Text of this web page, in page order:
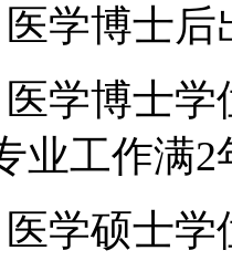
医学博士
医学博士
业工作满2
医学硕士